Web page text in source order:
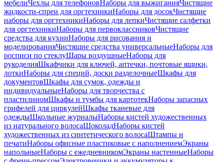
мебелиЧехлы для телефоновНаборы для выжиганияЧистящие
жидкости-спреи для оргтехникиНаборы для досокЧистящие
наборы для оргтехникиНаборы для лепкиЧистящие салфетки
для оргтехникиНаборы для первоклассниковЧистящие
средства для кухниНаборы для рисования и
моделированияЧистящие средства универсальныеНаборы для
росписи по стеклуШары воздушныеНаборы для
рукоделияШкафчики для ключей, аптечки, почтовые ящики,
лоткиНаборы для специй, доски разделочныеШкафы для
документовШкафы для сумок, одежды и
индивидуальныеНаборы для творчества с
пластилиномШкафы и тумбы для картотекНаборы запасных
грифелей для циркулейШкафы тканевые для
одеждыШкольные журналыНаборы кистей художественных
из натурального волосаШоколадНаборы кистей
художественных из синтетического волосаШтампы и
печатиНаборы офисные пластиковые с наполнениемЭкраны
напольныеНаборы с ежедневникомЭкраны настенныеНаборы